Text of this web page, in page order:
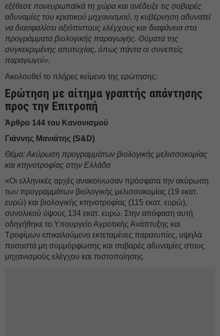
εξέθεσε πανευρωπαϊκά τη χώρα και ανέδειξε τις σοβαρές
αδυναμίες του κρατικού μηχανισμού, η κυβέρνηση αδυνατεί
να διασφαλίσει αξιόπιστους ελέγχους και διαφάνεια στα
προγράμματα βιολογικής παραγωγής. Θύματα της
συγκεκριμένης αποτυχίας, όπως πάντα οι συνεπείς
παραγωγοί».
Ακολουθεί το πλήρες κείμενο της ερώτησης:
Ερώτηση με αίτημα γραπτής απάντησης
προς την Επιτροπή
Άρθρο 144 του Κανονισμού
Γιάννης Μανιάτης (S&D)
Θέμα: Ακύρωση προγραμμάτων βιολογικής μελισσοκομίας
και κτηνοτροφίας στην Ελλάδα
«Οι ελληνικές αρχές ανακοίνωσαν πρόσφατα την ακύρωση
των προγραμμάτων βιολογικής μελισσοκομίας (19 εκατ.
ευρώ) και βιολογικής κτηνοτροφίας (115 εκατ. ευρώ),
συνολικού ύψους 134 εκατ. ευρώ. Στην απόφαση αυτή
οδηγήθηκε το Υπουργείο Αγροτικής Ανάπτυξης και
Τροφίμων επικαλούμενο εκτεταμένες παρατυπίες, υψηλά
ποσοστά μη συμμόρφωσης και σοβαρές αδυναμίες στους
μηχανισμούς ελέγχου και πιστοποίησης.